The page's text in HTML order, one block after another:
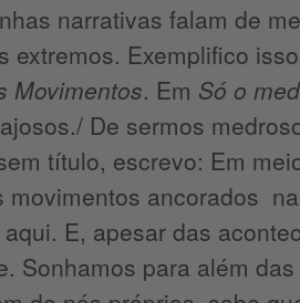
narrativas falam de
extremos. Exemplifico
Movimentos. Em Só o
De sermos
título, escrevo: Em
movimentos ancorados
E, apesar das
Sonhamos para além